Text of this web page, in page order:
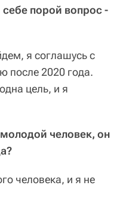
порой вопрос -
я соглашусь с
после 2020 года.
цель, и я
человек, он
человека, и я не